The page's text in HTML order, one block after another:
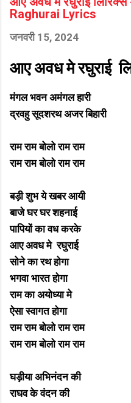
Raghurai Lyrics
जनवरी 15, 2024
आए अवध मे रघुराई
मंगल भवन अमंगल हारी
द्रवहु सूदशरथ अजर बिहारी
राम राम बोलो राम राम
राम राम बोलो राम राम
बड़ी शुभ ये खबर आयी
बाजे घर घर शहनाई
पापियों का वध करके
आए अवध मे रघुराई
सोने का रथ होगा
भगवा भारत होगा
राम का अयोध्या मे
ऐसा स्वागत होगा
राम राम बोलो राम राम
राम राम बोलो राम राम
घड़ीया अभिनंदन की
राघव के वंदन की